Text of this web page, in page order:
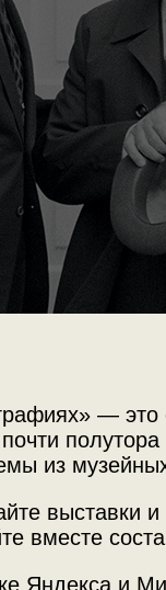
—
из
выставки
вместе
Яндекса и